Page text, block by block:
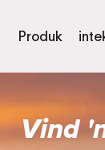
Produk
Vind